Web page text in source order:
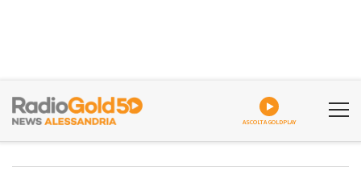
ASCOLTA GOLDPLAY